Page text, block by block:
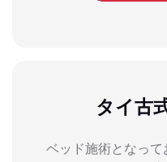
タイ古
ベッド施術となっ